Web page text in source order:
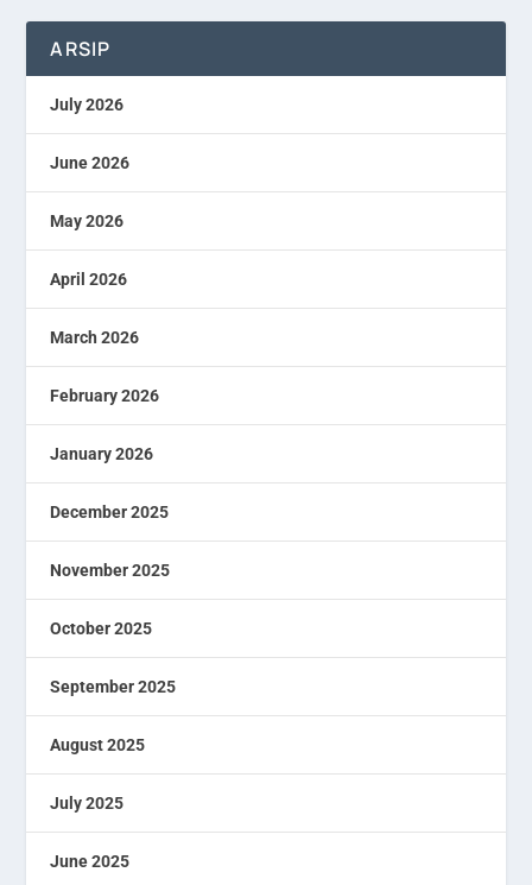
ARSIP
July 2026
June 2026
May 2026
April 2026
March 2026
February 2026
January 2026
December 2025
November 2025
October 2025
September 2025
August 2025
July 2025
June 2025